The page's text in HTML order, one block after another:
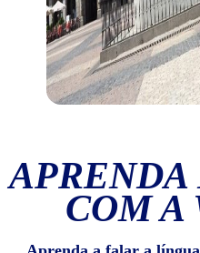
APRENDA
COM A